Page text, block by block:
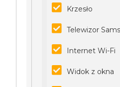
Krzesło
Telewizor
Internet Wi-Fi
Widok z okna